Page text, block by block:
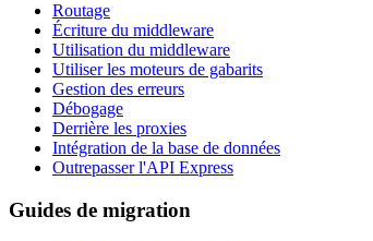
Routage
Écriture du middleware
Utilisation du middleware
Utiliser les moteurs de gabarits
Gestion des erreurs
Débogage
Derrière les proxies
Intégration de la base de données
Outrepasser l'API Express
Guides de migration